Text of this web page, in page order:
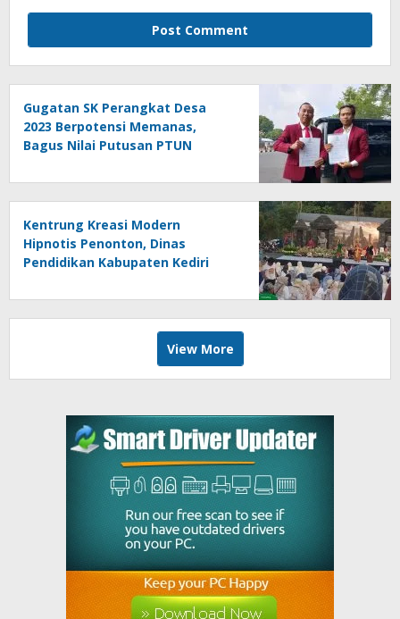
Gugatan SK Perangkat Desa
2023 Berpotensi Memanas,
Bagus Nilai Putusan PTUN
Kentrung Kreasi Modern
Hipnotis Penonton, Dinas
Pendidikan Kabupaten Kediri
View More